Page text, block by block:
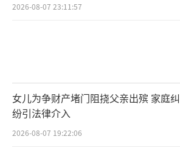
2026-08-07 23:11:57
女儿为争财产堵门阻挠父亲出殡 家庭纠
纷引法律介入
2026-08-07 19:22:06